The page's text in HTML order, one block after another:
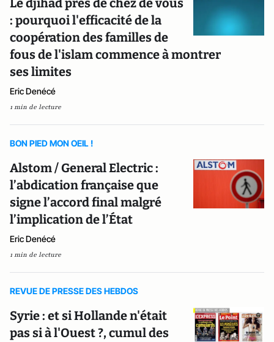
Le djihad près de chez de vous
: pourquoi l'efficacité de la
coopération des familles de
fous de l'islam commence à montrer
ses limites
Eric Denécé
1 min de lecture
BON PIED MON OEIL !
Alstom / General Electric :
l’abdication française que
signe l’accord final malgré
l’implication de l’État
Eric Denécé
1 min de lecture
REVUE DE PRESSE DES HEBDOS
Syrie : et si Hollande n'était
pas si à l'Ouest ?, cumul des